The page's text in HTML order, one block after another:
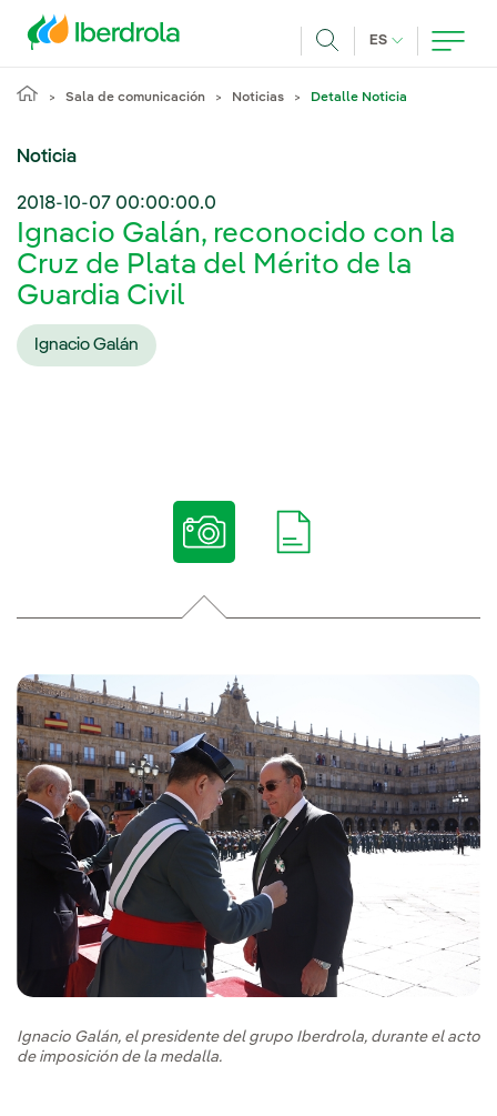
ES IDIOMA
Sala de comunicación Noticias Detalle Noticia
Noticia
2018-10-07 00:00:00.0
Ignacio Galán, reconocido con la
Cruz de Plata del Mérito de la
Guardia Civil
Ignacio Galán
Ignacio Galán, el presidente del grupo Iberdrola, durante el acto
de imposición de la medalla.